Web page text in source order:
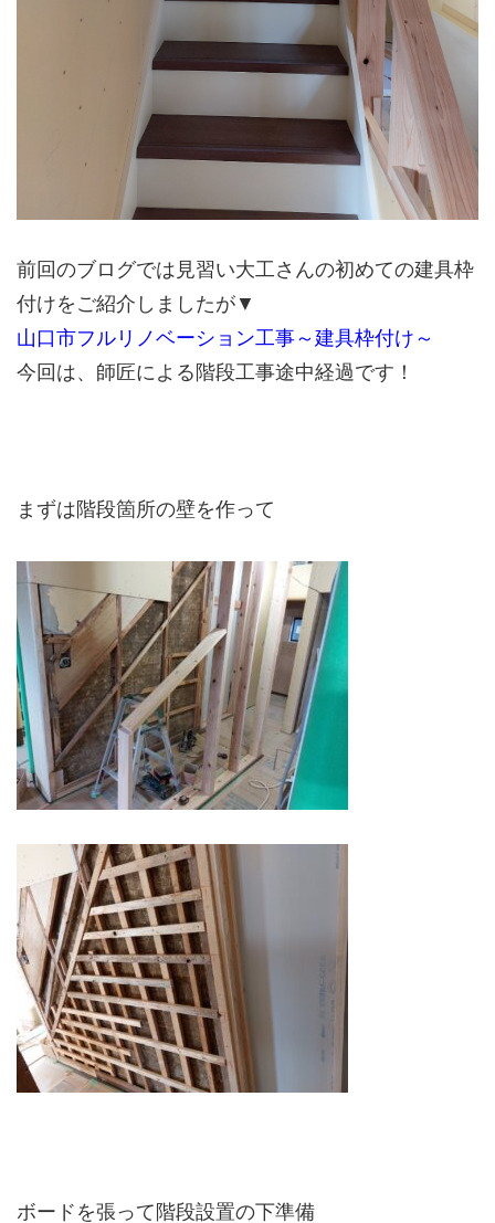
前回のブログでは見習い大工さんの初めての建具枠
付けをご紹介しましたが▼
山口市フルリノベーション工事～建具枠付け～
今回は、師匠による階段工事途中経過です！
まずは階段箇所の壁を作って
ボードを張って階段設置の下準備